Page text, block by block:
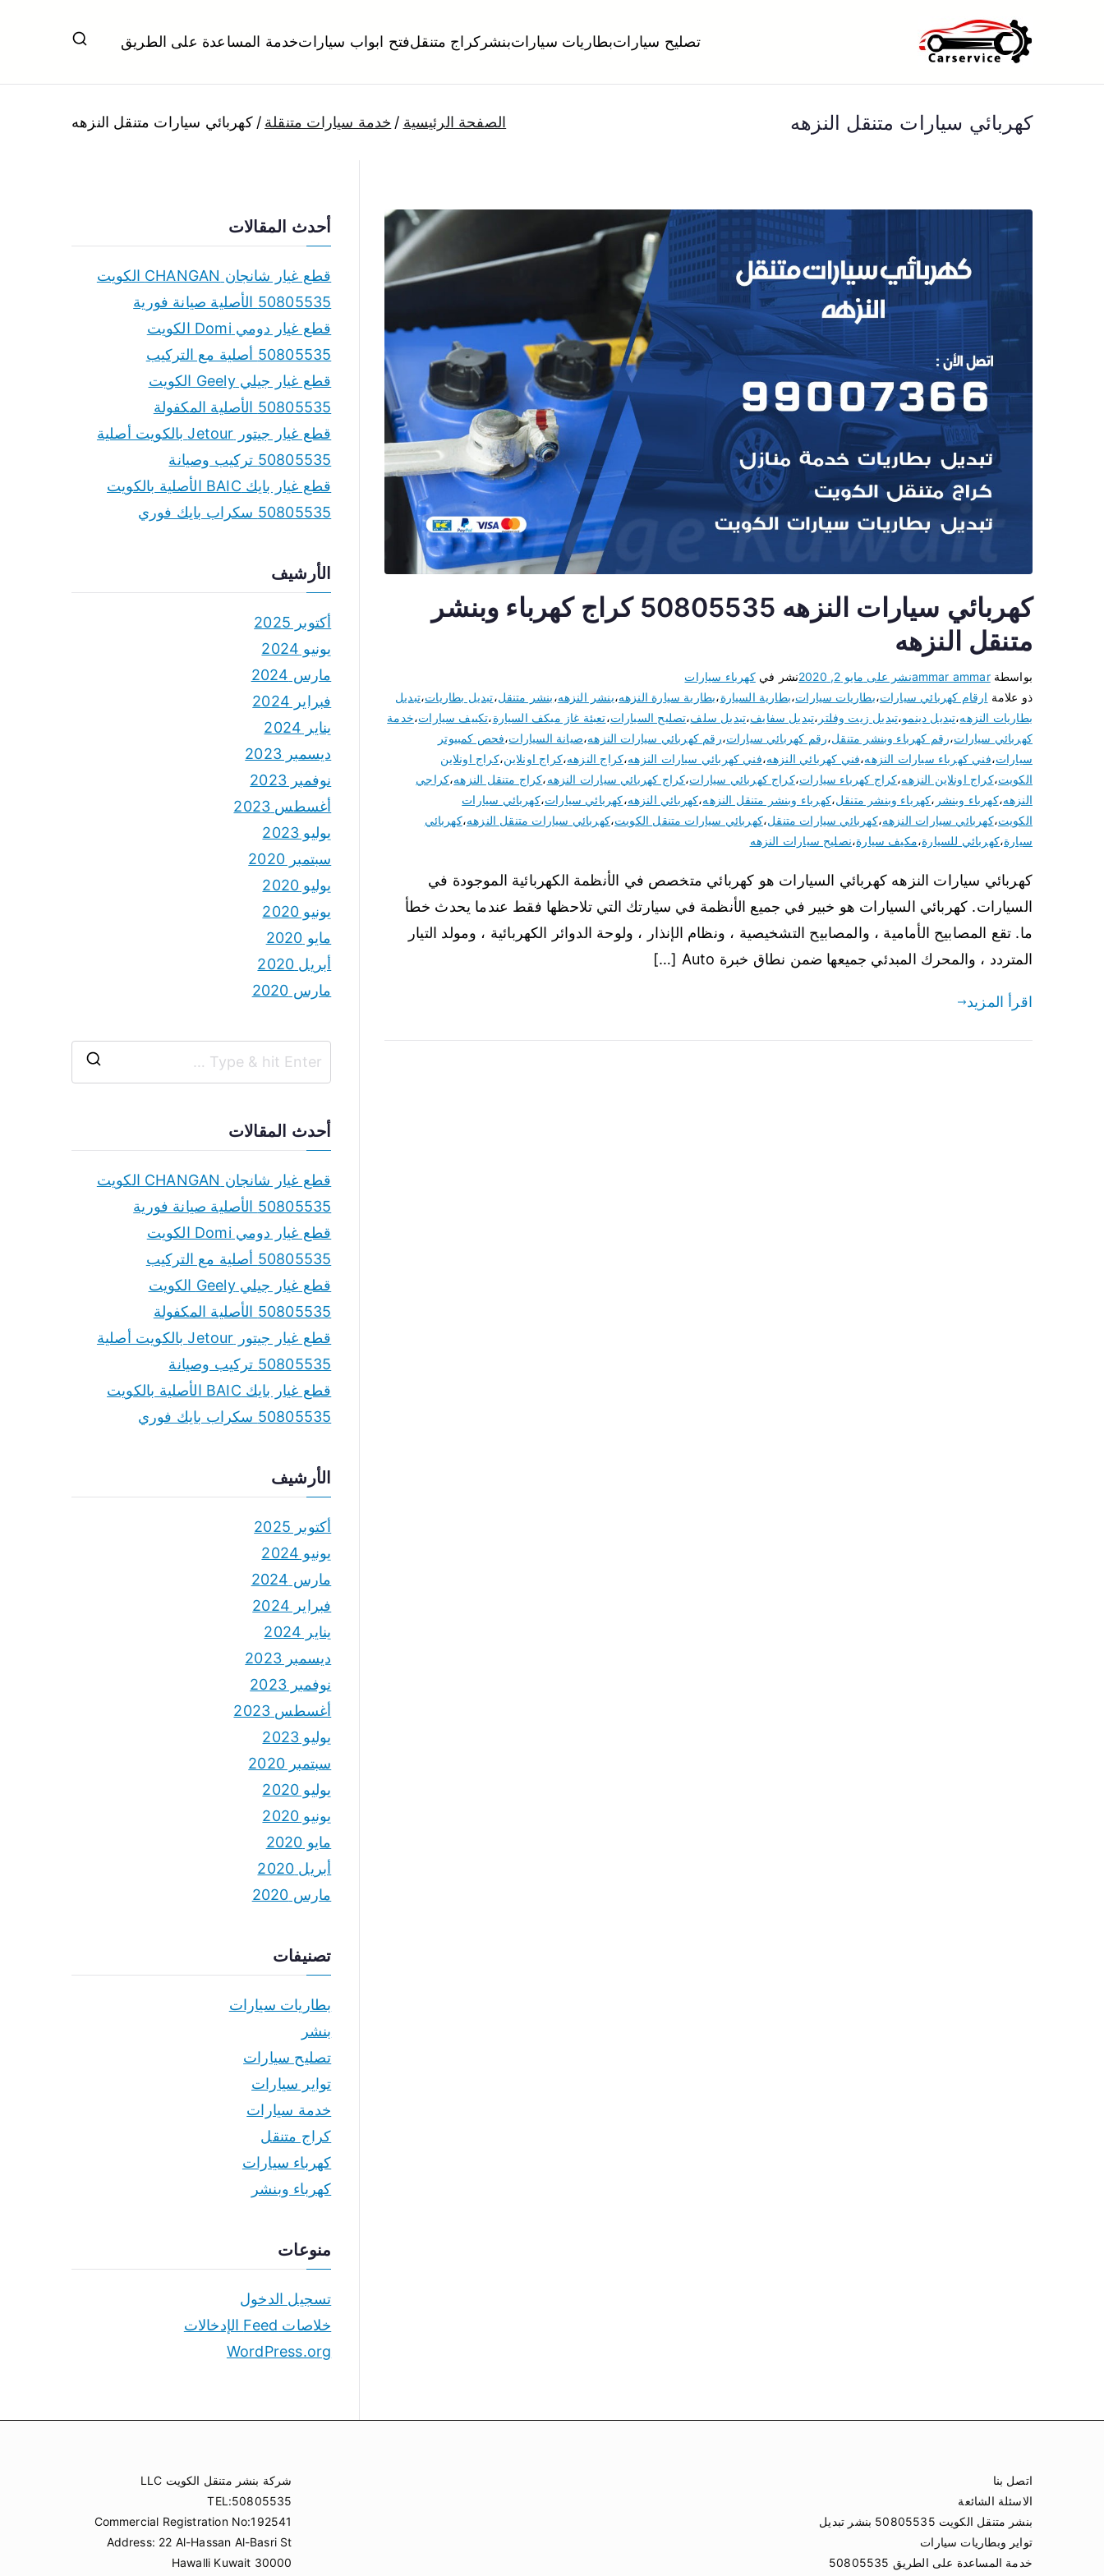
بنشر متنقل الكويت
بنشر متنقل الكويت كهرباء وبنشر تبديل تواير تواير اطارات عجلات تصليح وصيانة سيارات امام المنزل تبديل بطاريات بارخص الاسعار
تصليح سياراتبطاريات سياراتبنشر كراج متنقلفتح ابواب سياراتخدمة المساعدة على الطريق
كهربائي سيارات متنقل النزهه الصفحة الرئيسية خدمة سيارات متنقلة كهربائي سيارات متنقل النزهه
كهربائي سيارات النزهه 50805535 كراج كهرباء وبنشر
متنقل النزهه
بواسطةammar ammarنشر على مايو 2, 2020 نشر فيكهرباء سيارات
ذو علامة ارقام كهربائي سيارات،بطاريات سيارات،بطارية السيارة،بطارية سيارة النزهه،بنشر النزهه،بنشر متنقل،تبديل بطاريات،تبديل
بطاريات النزهه،تبديل دينمو،تبديل زيت وفلتر ،تبديل سفايف،تبديل سلف،تصليح السيارات،تعبئة غاز ميكف السيارة،تكييف سيارات،خدمة
كهربائي سيارات،رقم كهرباء وبنشر متنقل،رقم كهربائي سيارات،رقم كهربائي سيارات النزهه،صيانة السيارات،فحص كمبيوتر
سيارات،فني كهرباء سيارات النزهه،فني كهربائي النزهه،فني كهربائي سيارات النزهه،كراج النزهه،كراج اونلاين،كراج اونلاين
الكويت،كراج اونلاين النزهه،كراج كهرباء سيارات،كراج كهربائي سيارات،كراج كهربائي سيارات النزهه،كراج متنقل النزهه،كراجي
النزهه،كهرباء وبنشر ،كهرباء وبنشر متنقل،كهرباء وبنشر متنقل النزهه،كهربائي النزهه،كهربائي سيارات،كهربائي سيارات
الكويت،كهربائي سيارات النزهه،كهربائي سيارات متنقل،كهربائي سيارات متنقل الكويت،كهربائي سيارات متنقل النزهه،كهربائي
سيارة،كهربائي للسيارة،مكيف سيارة،نصليح سيارات النزهه
كهربائي سيارات النزهه كهربائي السيارات هو كهربائي متخصص في الأنظمة الكهربائية الموجودة في
السيارات. كهربائي السيارات هو خبير في جميع الأنظمة في سيارتك التي تلاحظها فقط عندما يحدث خطأ
ما. تقع المصابيح الأمامية ، والمصابيح التشخيصية ، ونظام الإنذار ، ولوحة الدوائر الكهربائية ، ومولد التيار
المتردد ، والمحرك المبدئي جميعها ضمن نطاق خبرة Auto […]
اقرأ المزيد
أحدث المقالات
قطع غيار شانجان CHANGAN الكويت
50805535 الأصلية صيانة فورية
قطع غيار دومي Domi الكويت
50805535 أصلية مع التركيب
قطع غيار جيلي Geely الكويت
50805535 الأصلية المكفولة
قطع غيار جيتور Jetour بالكويت أصلية
50805535 تركيب وصيانة
قطع غيار بايك BAIC الأصلية بالكويت
50805535 سكراب بايك فوري
الأرشيف
أكتوبر 2025
يونيو 2024
مارس 2024
فبراير 2024
يناير 2024
ديسمبر 2023
نوفمبر 2023
أغسطس 2023
يوليو 2023
سبتمبر 2020
يوليو 2020
يونيو 2020
مايو 2020
أبريل 2020
مارس 2020
r
أحدث المقالات
قطع غيار شانجان CHANGAN الكويت
50805535 الأصلية صيانة فورية
قطع غيار دومي Domi الكويت
50805535 أصلية مع التركيب
قطع غيار جيلي Geely الكويت
50805535 الأصلية المكفولة
قطع غيار جيتور Jetour بالكويت أصلية
50805535 تركيب وصيانة
قطع غيار بايك BAIC الأصلية بالكويت
50805535 سكراب بايك فوري
الأرشيف
أكتوبر 2025
يونيو 2024
مارس 2024
فبراير 2024
يناير 2024
ديسمبر 2023
نوفمبر 2023
أغسطس 2023
يوليو 2023
سبتمبر 2020
يوليو 2020
يونيو 2020
مايو 2020
أبريل 2020
مارس 2020
تصنيفات
بطاريات سيارات
بنشر
تصليح سيارات
تواير سيارات
خدمة سيارات
كراج متنقل
كهرباء سيارات
كهرباء وبنشر
منوعات
تسجيل الدخول
خلاصات Feed الإدخالات
WordPress.org
اتصل بنا
الاسئلة الشائعة
بنشر متنقل الكويت 50805535 بنشر تبديل
تواير وبطاريات سيارات
خدمة المساعدة على الطريق 50805535
شركة بنشر متنقل الكويت LLC
TEL:50805535
Commercial Registration No:192541
Address: 22 Al-Hassan Al-Basri St
Hawalli Kuwait 30000